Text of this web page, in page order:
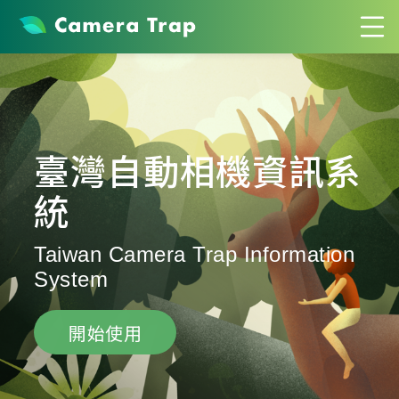
臺灣自動相機資訊系
統
Taiwan Camera Trap Information
System
開始使用